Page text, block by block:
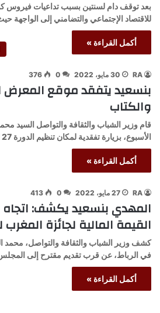
بعد توقف دام لسنتين بسبب تداعيات فيروس
للاقتصاد الإجتماعي والتضامني إلى الواجهة
أكمل القراءة »
RA 30 مايو، 2022 0
376
بنسعيد يتفقد موقع المعرض
والكتاب
قام وزير الشباب والثقافة والتواصل السيد
الأسبوع، بزيارة تفقدية لمكان تنظيم الدورة 27 للمعرض الدولي للنشر…
أكمل القراءة »
RA 27 مايو، 2022 0
413
المهدي بنسعيد يكشف: اتجاه
القيمة المالية لجائزة المغرب
كشف وزير الشباب والثقافة والتواصل، محمد
في الرباط، عن قرب تقديم مقترح إلى
أكمل القراءة »